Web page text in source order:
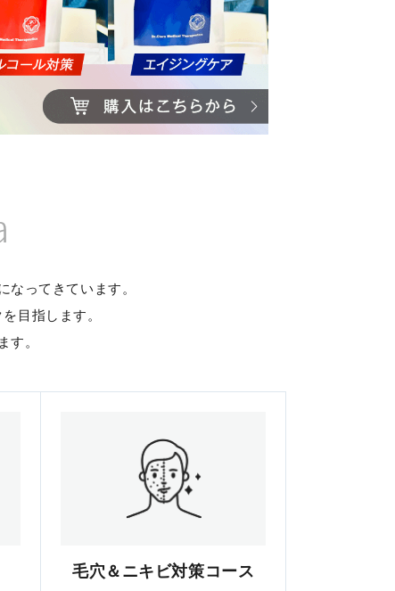
なってきています。
目指します。
す。
毛穴＆ニキビ対策コース